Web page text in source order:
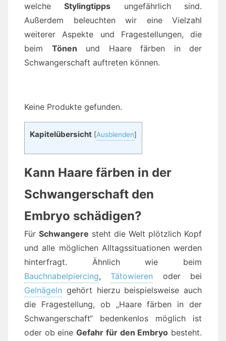
welcheStylingtipps ungefährlich sind.
Außerdem beleuchten wir eine Vielzahl
weiterer Aspekte und Fragestellungen, die
beim Tönen und Haare färben in der
Schwangerschaft auftreten können.
Keine Produkte gefunden.
Kapitelübersicht [Ausblenden]
Kann Haare färben in der
Schwangerschaft den
Embryo schädigen?
Für Schwangere steht die Welt plötzlich Kopf
und alle möglichen Alltagssituationen werden
hinterfragt. Ähnlich wie beim
Bauchnabelpiercing,Tätowieren oder bei
Gelnägeln gehört hierzu beispielsweise auch
die Fragestellung, ob „Haare färben in der
Schwangerschaft“ bedenkenlos möglich ist
oder ob eineGefahr für den Embryo besteht.